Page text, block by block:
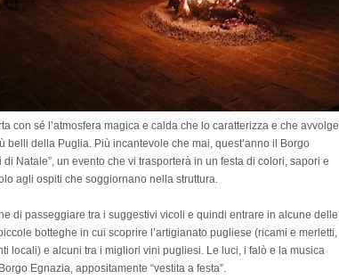
con sé l’atmosfera magica e calda che lo caratterizza e che avvolge
belli della Puglia. Più incantevole che mai, quest’anno il Borgo
Natale”, un evento che vi trasporterà in un festa di colori, sapori e
agli ospiti che soggiornano nella struttura.
di passeggiare tra i suggestivi vicoli e quindi entrare in alcune delle
botteghe in cui scoprire l’artigianato pugliese (ricami e merletti,
locali) e alcuni tra i migliori vini pugliesi. Le luci, i falò e la musica
Egnazia, appositamente “vestita a festa”.